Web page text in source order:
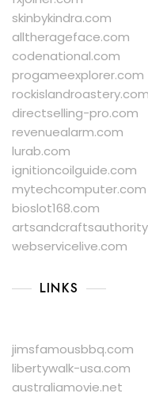
skinbykindra.com
alltherageface.com
codenational.com
progameexplorer.com
rockislandroastery.com
directselling-pro.com
revenuealarm.com
lurab.com
ignitioncoilguide.com
mytechcomputer.com
bioslot168.com
webservicelive.com
LINKS
jimsfamousbbq.com
libertywalk-usa.com
australiamovie.net